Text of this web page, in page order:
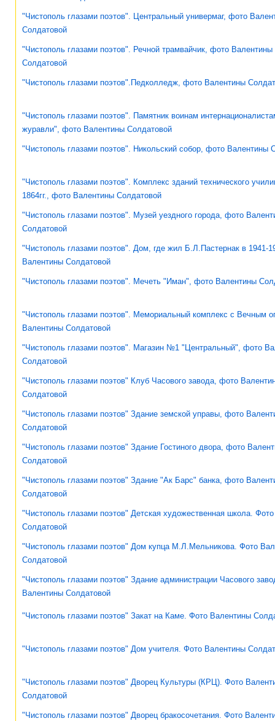
"Чистополь глазами поэтов". Центральный универмаг, фото
Солдатовой
"Чистополь глазами поэтов". Речной трамвайчик, фото Валентины
Солдатовой
"Чистополь глазами поэтов".Педколледж, фото Валентины
"Чистополь глазами поэтов". Памятник воинам
журавли", фото Валентины Солдатовой
"Чистополь глазами поэтов". Никольский собор, фото Валентины
"Чистополь глазами поэтов". Комплекс зданий технического
1864гг., фото Валентины Солдатовой
"Чистополь глазами поэтов". Музей уездного города, фото
Солдатовой
"Чистополь глазами поэтов". Дом, где жил Б.Л.Пастернак в 1941-
Валентины Солдатовой
"Чистополь глазами поэтов". Мечеть "Иман", фото Валентины
"Чистополь глазами поэтов". Мемориальный комплекс с Вечным
Валентины Солдатовой
"Чистополь глазами поэтов". Магазин №1 "Центральный", фото
Солдатовой
"Чистополь глазами поэтов" Клуб Часового завода, фото
Солдатовой
"Чистополь глазами поэтов" Здание земской управы, фото
Солдатовой
"Чистополь глазами поэтов" Здание Гостиного двора, фото
Солдатовой
"Чистополь глазами поэтов" Здание "Ак Барс" банка, фото
Солдатовой
"Чистополь глазами поэтов" Детская художественная школа.
Солдатовой
"Чистополь глазами поэтов" Дом купца М.Л.Мельникова. Фото
Солдатовой
"Чистополь глазами поэтов" Здание администрации Часового
Валентины Солдатовой
"Чистополь глазами поэтов" Закат на Каме. Фото Валентины
"Чистополь глазами поэтов" Дом учителя. Фото Валентины
"Чистополь глазами поэтов" Дворец Культуры (КРЦ). Фото
Солдатовой
"Чистополь глазами поэтов" Дворец бракосочетания. Фото